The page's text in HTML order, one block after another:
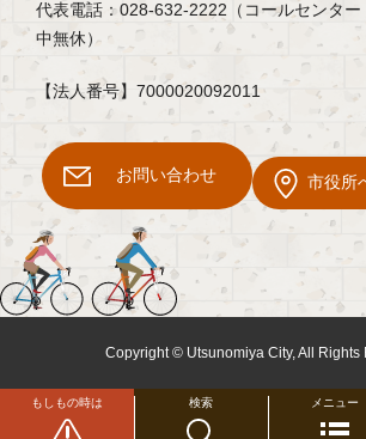
検索
もしもの時は メニュー
代表電話：028-632-2222（コールセンタ
中無休）
【法人番号】7000020092011
お問い合わせ 市役所
Copyright © Utsunomiya City, All Rights